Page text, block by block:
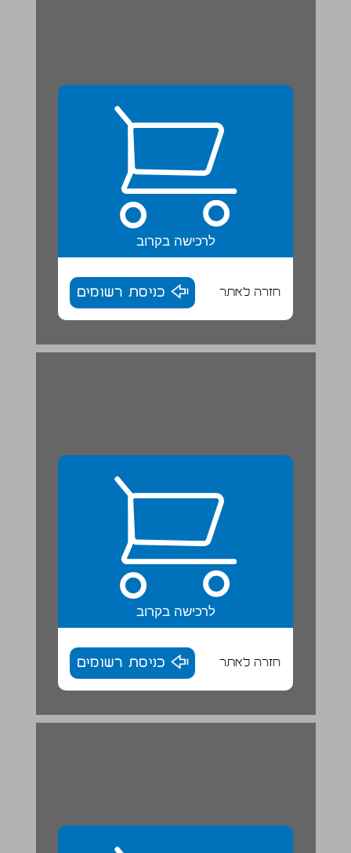
לרכישה בקרוב
חזרה לאתר כניסת רשומים
לרכישה בקרוב
חזרה לאתר כניסת רשומים